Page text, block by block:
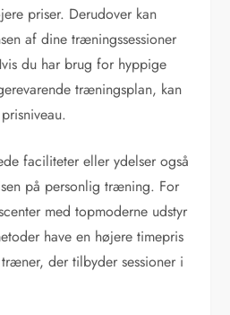
priser. Derudover kan
af dine træningssessioner
du har brug for hyppige
træningsplan, kan
faciliteter eller ydelser også
på personlig træning. For
med topmoderne udstyr
have en højere timepris
der tilbyder sessioner i